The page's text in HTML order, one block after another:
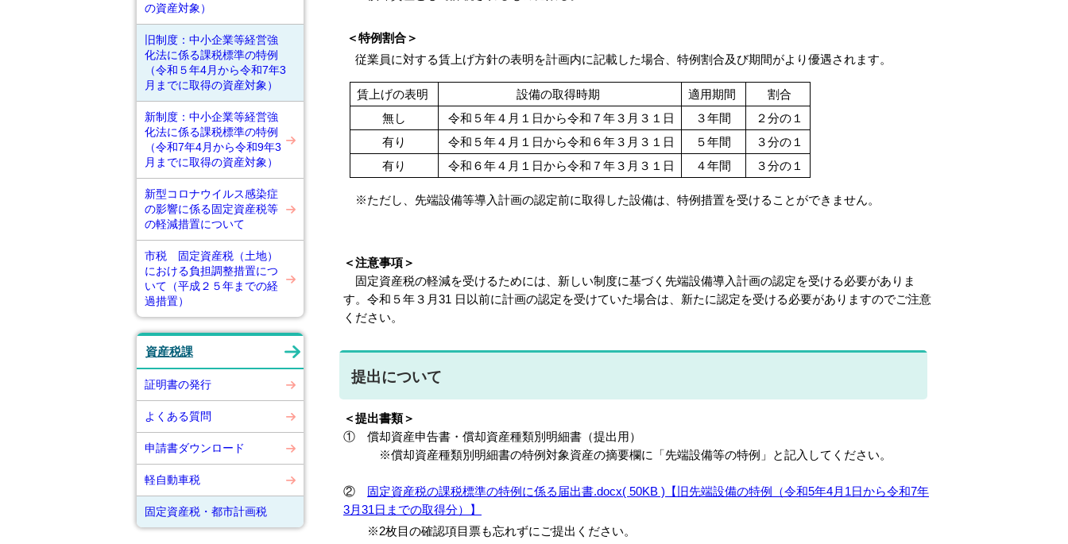
の資産対象）
旧制度：中小企業等経営強
化法に係る課税標準の特例
（令和５年4月から令和7年3
月までに取得の資産対象）
新制度：中小企業等経営強
化法に係る課税標準の特例
（令和7年4月から令和9年3
月までに取得の資産対象）
新型コロナウイルス感染症
の影響に係る固定資産税等
の軽減措置について
市税 固定資産税（土地）
における負担調整措置につ
いて（平成２５年までの経
過措置）
資産税課
証明書の発行
よくある質問
申請書ダウンロード
軽自動車税
固定資産税・都市計画税
＜特例割合＞
従業員に対する賃上げ方針の表明を計画内に記載した場合、特例割合及び期間がより優遇されます。
賃上げの表明 設備の取得時期 適用期間
割合
無し
令和５年４月１日から令和７年３月３１日 ３年間
２分の１
有り
令和５年４月１日から令和６年３月３１日 ５年間
３分の１
有り
令和６年４月１日から令和７年３月３１日 ４年間 ３分の１
※ただし、先端設備等導入計画の認定前に取得した設備は、特例措置を受けることができません。
＜注意事項＞
固定資産税の軽減を受けるためには、新しい制度に基づく先端設備導入計画の認定を受ける必要がありま
す。令和５年３月31 日以前に計画の認定を受けていた場合は、新たに認定を受ける必要がありますのでご注意
ください。
提出について
＜提出書類＞
① 償却資産申告書・償却資産種類別明細書（提出用）
※償却資産種類別明細書の特例対象資産の摘要欄に「先端設備等の特例」と記入してください。
② 固定資産税の課税標準の特例に係る届出書.docx( 50KB )【旧先端設備の特例（令和5年4月1日から令和7年
3月31日までの取得分）】
※2枚目の確認項目票も忘れずにご提出ください。